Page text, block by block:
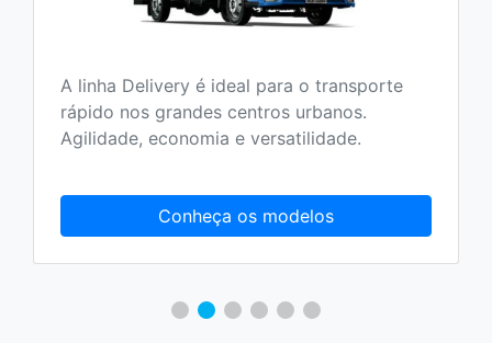
A linha Delivery é ideal para o transporte
rápido nos grandes centros urbanos.
Agilidade, economia e versatilidade.
Conheça os modelos